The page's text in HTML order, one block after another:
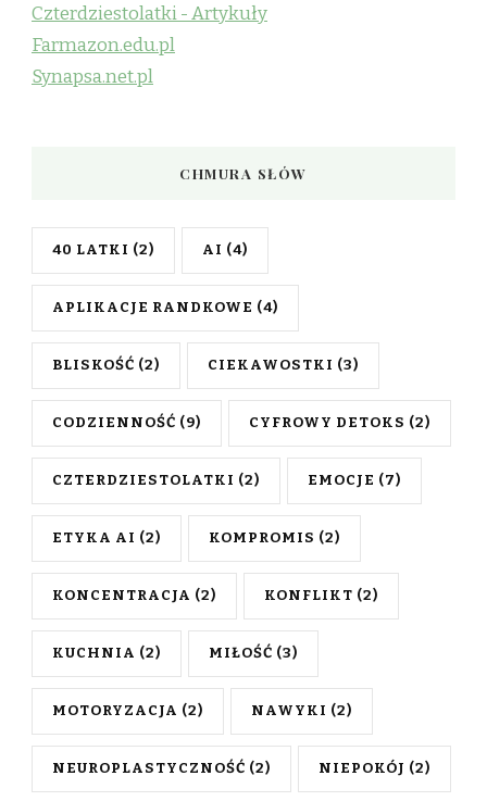
Czterdziestolatki - Artykuły
Farmazon.edu.pl
Synapsa.net.pl
CHMURA SŁÓW
40 LATKI (2) AI (4)
APLIKACJE RANDKOWE (4)
BLISKOŚĆ (2) CIEKAWOSTKI (3)
CODZIENNOŚĆ (9) CYFROWY DETOKS (2)
CZTERDZIESTOLATKI (2) EMOCJE (7)
ETYKA AI (2) KOMPROMIS (2)
KONCENTRACJA (2) KONFLIKT (2)
KUCHNIA (2) MIŁOŚĆ (3)
MOTORYZACJA (2) NAWYKI (2)
NEUROPLASTYCZNOŚĆ (2) NIEPOKÓJ (2)